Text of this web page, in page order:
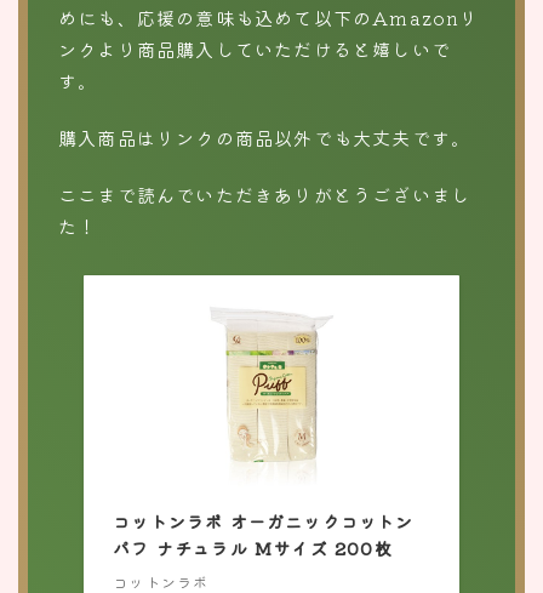
めにも、応援の意味も込めて以下のAmazonリ
ンクより商品購入していただけると嬉しいで
す。
購入商品はリンクの商品以外でも大丈夫です。
ここまで読んでいただきありがとうございまし
た！
コットンラボ オーガニックコットン
パフ ナチュラル Mサイズ 200枚
コットンラボ